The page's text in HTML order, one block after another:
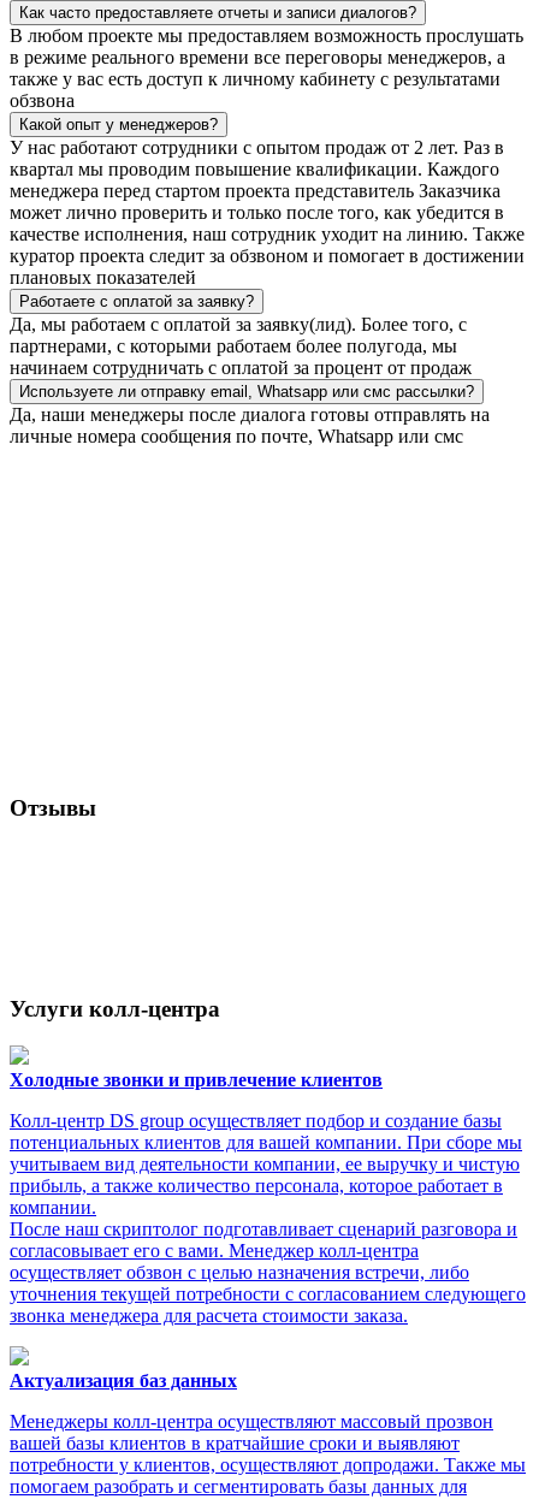
Как часто предоставляете отчеты и записи диалогов?
В любом проекте мы предоставляем возможность прослушать
в режиме реального времени все переговоры менеджеров, а
также у вас есть доступ к личному кабинету с результатами
обзвона
Какой опыт у менеджеров?
У нас работают сотрудники с опытом продаж от 2 лет. Раз в
квартал мы проводим повышение квалификации. Каждого
менеджера перед стартом проекта представитель Заказчика
может лично проверить и только после того, как убедится в
качестве исполнения, наш сотрудник уходит на линию. Также
куратор проекта следит за обзвоном и помогает в достижении
плановых показателей
Работаете с оплатой за заявку?
Да, мы работаем с оплатой за заявку(лид). Более того, с
партнерами, с которыми работаем более полугода, мы
начинаем сотрудничать с оплатой за процент от продаж
Используете ли отправку email, Whatsapp или смс рассылки?
Да, наши менеджеры после диалога готовы отправлять на
личные номера сообщения по почте, Whatsapp или смс
Отзывы
Услуги колл-центра
Холодные звонки и привлечение клиентов
Колл-центр DS group осуществляет подбор и создание базы
потенциальных клиентов для вашей компании. При сборе мы
учитываем вид деятельности компании, ее выручку и чистую
прибыль, а также количество персонала, которое работает в
компании.
После наш скриптолог подготавливает сценарий разговора и
согласовывает его с вами. Менеджер колл-центра
осуществляет обзвон с целью назначения встречи, либо
уточнения текущей потребности с согласованием следующего
звонка менеджера для расчета стоимости заказа.
Актуализация баз данных
Менеджеры колл-центра осуществляют массовый прозвон
вашей базы клиентов в кратчайшие сроки и выявляют
потребности у клиентов, осуществляют допродажи. Также мы
помогаем разобрать и сегментировать базы данных для